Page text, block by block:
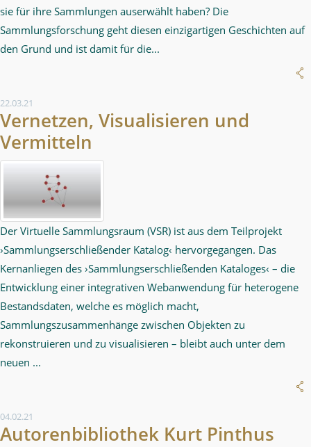
sie für ihre Sammlungen auserwählt haben? Die
Sammlungsforschung geht diesen einzigartigen Geschichten auf
den Grund und ist damit für die...
22.03.21
Vernetzen, Visualisieren und
Vermitteln
Der Virtuelle Sammlungsraum (VSR) ist aus dem Teilprojekt
›Sammlungserschließender Katalog‹ hervorgegangen. Das
Kernanliegen des ›Sammlungserschließenden Kataloges‹ – die
Entwicklung einer integrativen Webanwendung für heterogene
Bestandsdaten, welche es möglich macht,
Sammlungszusammenhänge zwischen Objekten zu
rekonstruieren und zu visualisieren – bleibt auch unter dem
neuen ...
04.02.21
Autorenbibliothek Kurt Pinthus